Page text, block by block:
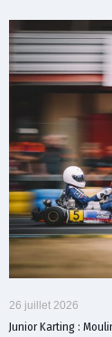
26 juillet 2026
Junior Karting :